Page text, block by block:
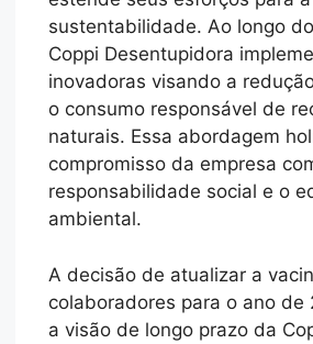
sustentabilidade. Ao longo
Coppi Desentupidora
inovadoras visando a
o consumo responsável de
naturais. Essa abordagem
compromisso da empresa
responsabilidade social e o
ambiental.
A decisão de atualizar a
colaboradores para o ano de
a visão de longo prazo da